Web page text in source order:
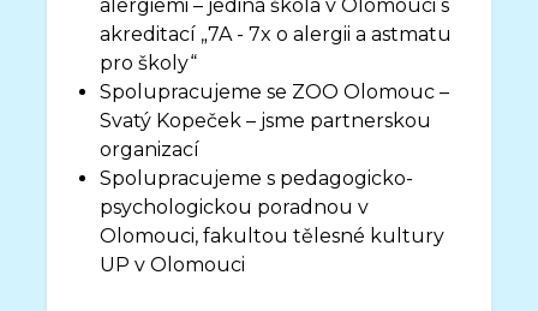
alergiemi – jediná škola v Olomouci s
akreditací „7A - 7x o alergii a astmatu
pro školy“
Spolupracujeme se ZOO Olomouc –
Svatý Kopeček – jsme partnerskou
organizací
Spolupracujeme s pedagogicko-
psychologickou poradnou v
Olomouci, fakultou tělesné kultury
UP v Olomouci